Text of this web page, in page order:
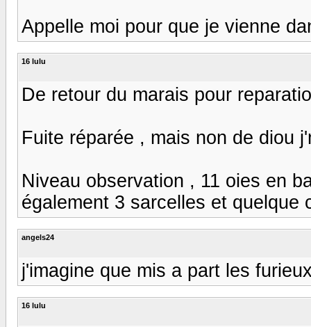
Appelle moi pour que je vienne
16 lulu
De retour du marais pour
Fuite réparée , mais non de diou
Niveau observation , 11 oies en
également 3 sarcelles et quelque
angels24
j'imagine que mis a part les
16 lulu